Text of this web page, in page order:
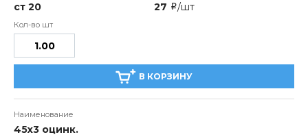
ст 20 27 i/шт
В КОРЗИНУ
45х3 оцинк.